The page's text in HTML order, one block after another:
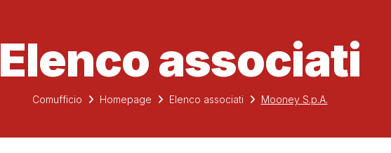
Elenco associati
Comufficio Homepage Elenco associati Mooney S.p.A.